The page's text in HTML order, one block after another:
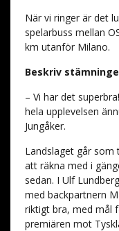
När vi ringer är det
spelarbuss mellan
km utanför Milano.
Beskriv
– Vi har det
hela upplevelsen
Jungåker.
Landslaget går som
att räkna med i
sedan. I Ulf
med backpartnern
riktigt bra, med mål
premiären mot